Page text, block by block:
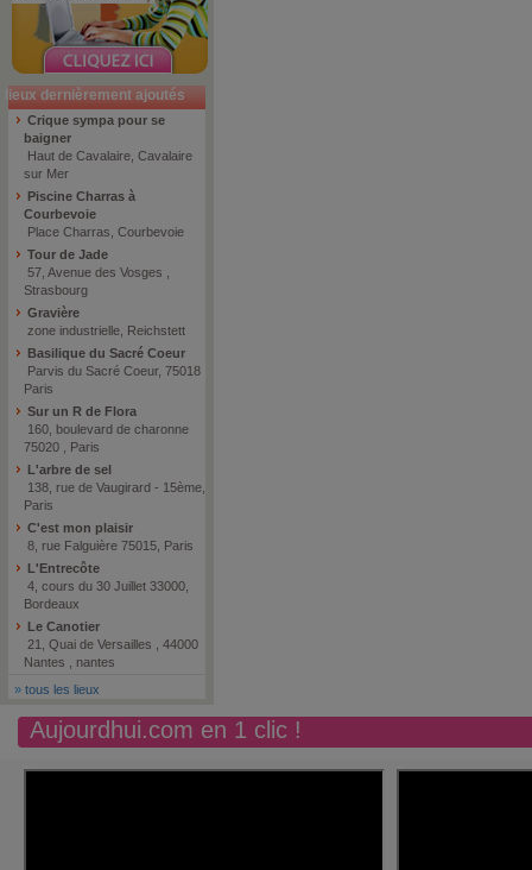
lieux dernièrement ajoutés
Crique sympa pour se
baigner
Haut de Cavalaire, Cavalaire
sur Mer
Piscine Charras à
Courbevoie
Place Charras, Courbevoie
Tour de Jade
57, Avenue des Vosges ,
Strasbourg
Gravière
zone industrielle, Reichstett
Basilique du Sacré Coeur
Parvis du Sacré Coeur, 75018
Paris
Sur un R de Flora
160, boulevard de charonne
75020 , Paris
L'arbre de sel
138, rue de Vaugirard - 15ème,
Paris
C'est mon plaisir
8, rue Falguière 75015, Paris
L'Entrecôte
4, cours du 30 Juillet 33000,
Bordeaux
Le Canotier
21, Quai de Versailles , 44000
Nantes , nantes
» tous les lieux
Aujourdhui.com en 1 clic !